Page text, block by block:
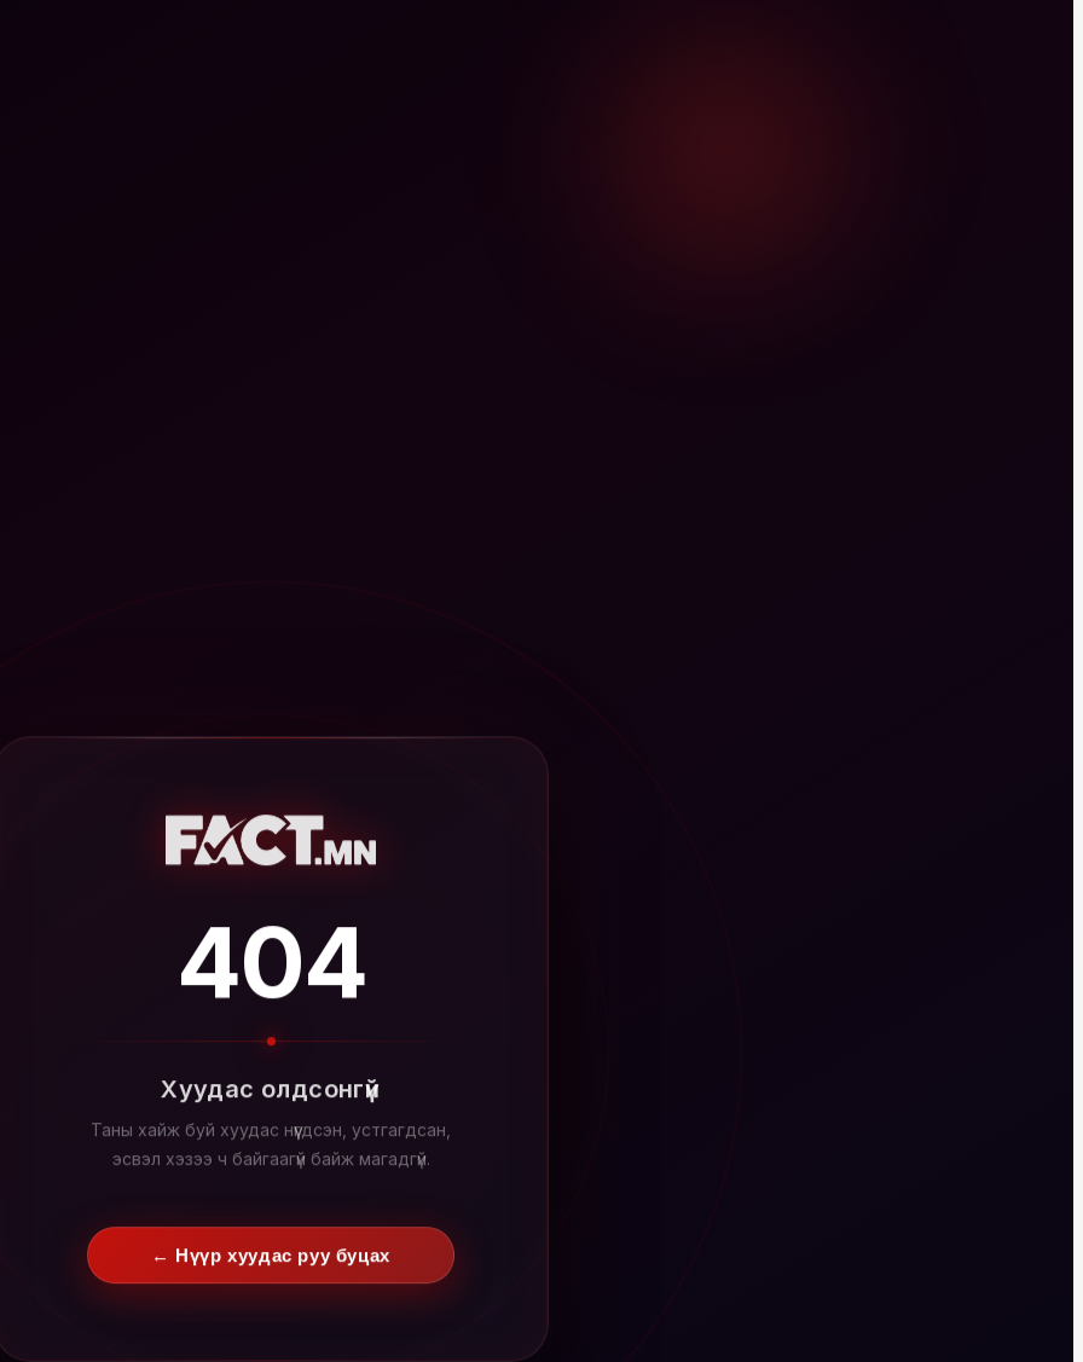
404
Хуудас олдсонгүй
Таны хайж буй хуудас нүүгдсэн, устгагдсан,
эсвэл хэзээ ч байгаагүй байж магадгүй.
← Нүүр хуудас руу буцах